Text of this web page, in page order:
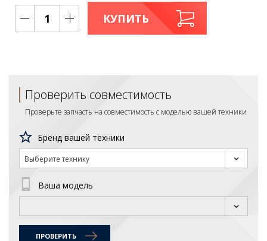
КУПИТЬ
Проверить совместимость
Проверьте запчасть на совместимость с моделью вашей техники
Бренд вашей техники
Выберите технику
Ваша модель
ПРОВЕРИТЬ